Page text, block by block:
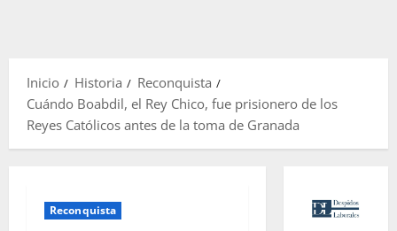
Inicio Historia
Reconquista
Cuándo Boabdil, el Rey Chico, fue prisionero de los
Reyes Católicos antes de la toma de Granada
Reconquista